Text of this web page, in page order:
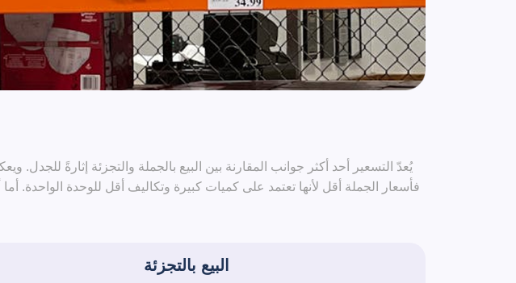
يُعدّ التسعير أحد أكثر جوانب المقارنة بين البيع بالجملة والتجزئة إثارةً
فأسعار الجملة أقل لأنها تعتمد على كميات كبيرة وتكاليف أقل للوحدة الواحدة.
البيع بالتجزئة